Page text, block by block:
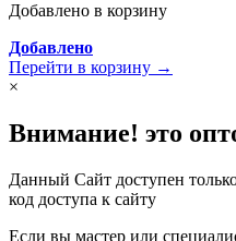
Добавлено в корзину
Добавлено
Перейти в корзину →
×
Внимание! это
Данный Сайт доступен
код доступа к сайту
Если вы мастер или